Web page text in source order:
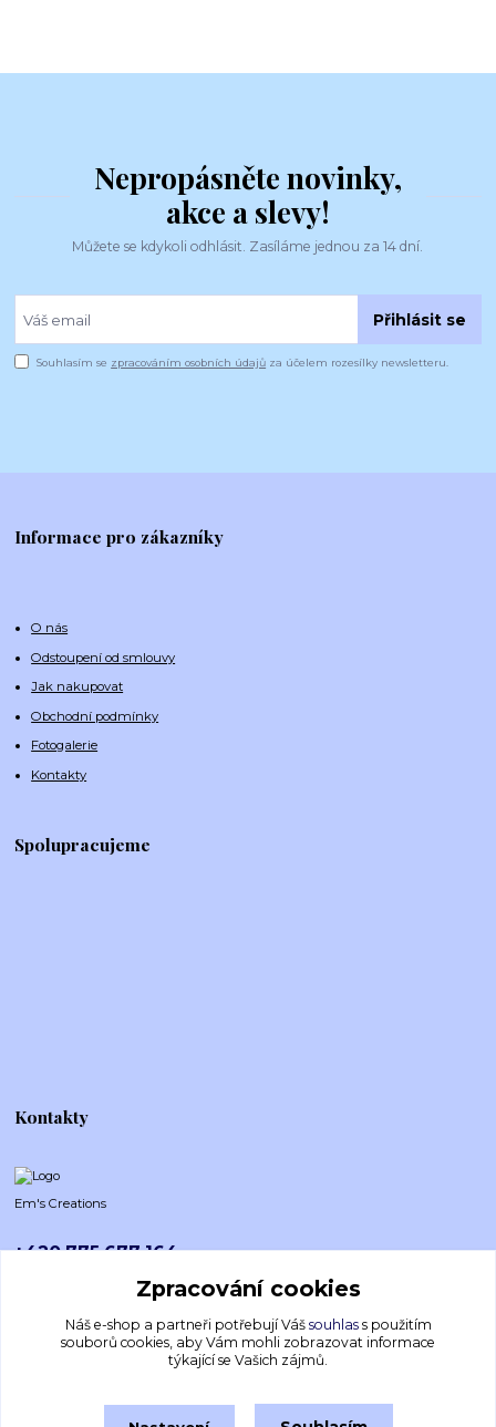
Nepropásněte novinky,
akce a slevy!
Můžete se kdykoli odhlásit. Zasíláme jednou za 14 dní.
Přihlásit se
Souhlasím se zpracováním osobních údajů za účelem rozesílky newsletteru.
Informace pro zákazníky
O nás
Odstoupení od smlouvy
Jak nakupovat
Obchodní podmínky
Fotogalerie
Kontakty
Spolupracujeme
Kontakty
Em's Creations
+420 775 677 164
emscreations.cz@gmail.com
Zpracování cookies
Náš e-shop a partneři potřebují Váš souhlass použitím
souborů cookies, aby Vám mohli zobrazovat informace
týkající se Vašich zájmů.